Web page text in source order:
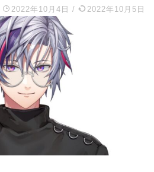
2022年10月4日 / 2022年10月5日